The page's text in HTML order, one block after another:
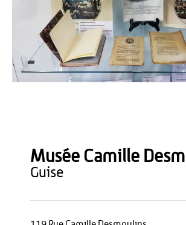
Musée Camille
guise